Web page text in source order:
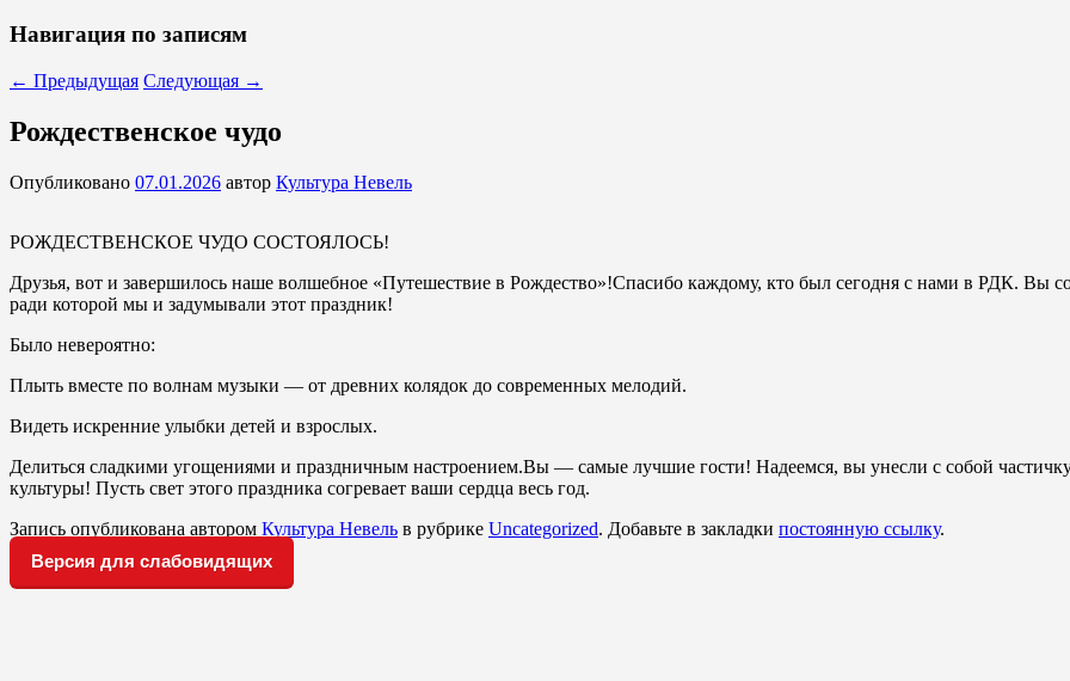
Навигация по записям
← Предыдущая Следующая →
Рождественское чудо
Опубликовано 07.01.2026 автор Культура Невель
РОЖДЕСТВЕНСКОЕ ЧУДО СОСТОЯЛОСЬ!
Друзья, вот и завершилось наше волшебное «Путешествие в Рождество»!Спасибо каждому, кто был сегодня с нами в РДК. Вы
ради которой мы и задумывали этот праздник!
Было невероятно:
Плыть вместе по волнам музыки — от древних колядок до современных мелодий.
Видеть искренние улыбки детей и взрослых.
Делиться сладкими угощениями и праздничным настроением.Вы — самые лучшие гости! Надеемся, вы унесли с собой
культуры! Пусть свет этого праздника согревает ваши сердца весь год.
Запись опубликована автором Культура Невель в рубрике Uncategorized. Добавьте в закладки постоянную ссылку.
Версия для слабовидящих